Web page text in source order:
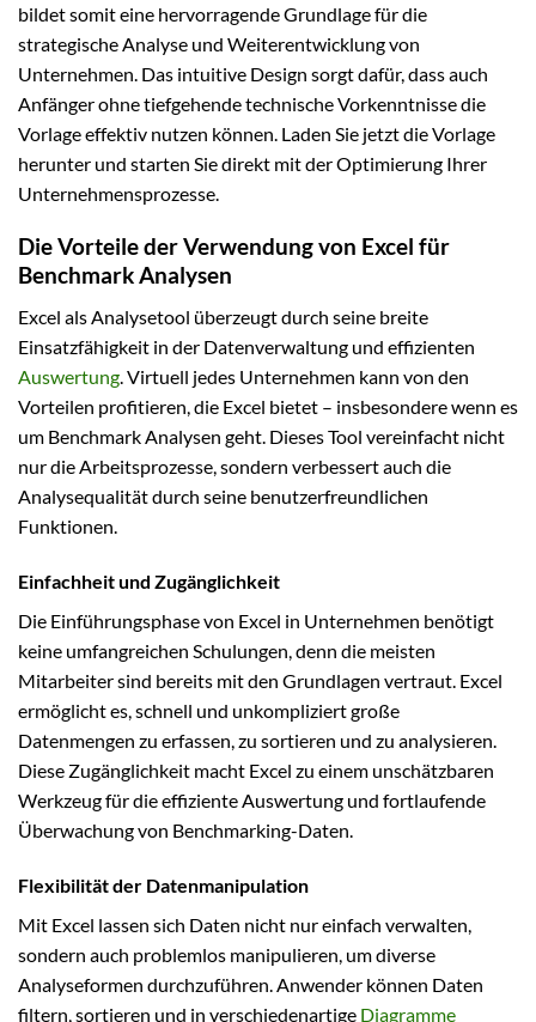
bildet somit eine hervorragende Grundlage für die
strategische Analyse und Weiterentwicklung von
Unternehmen. Das intuitive Design sorgt dafür, dass auch
Anfänger ohne tiefgehende technische Vorkenntnisse die
Vorlage effektiv nutzen können. Laden Sie jetzt die Vorlage
herunter und starten Sie direkt mit der Optimierung Ihrer
Unternehmensprozesse.
Die Vorteile der Verwendung von Excel für
Benchmark Analysen
Excel als Analysetool überzeugt durch seine breite
Einsatzfähigkeit in der Datenverwaltung und effizienten
Auswertung. Virtuell jedes Unternehmen kann von den
Vorteilen profitieren, die Excel bietet – insbesondere wenn es
um Benchmark Analysen geht. Dieses Tool vereinfacht nicht
nur die Arbeitsprozesse, sondern verbessert auch die
Analysequalität durch seine benutzerfreundlichen
Funktionen.
Einfachheit und Zugänglichkeit
Die Einführungsphase von Excel in Unternehmen benötigt
keine umfangreichen Schulungen, denn die meisten
Mitarbeiter sind bereits mit den Grundlagen vertraut. Excel
ermöglicht es, schnell und unkompliziert große
Datenmengen zu erfassen, zu sortieren und zu analysieren.
Diese Zugänglichkeit macht Excel zu einem unschätzbaren
Werkzeug für die effiziente Auswertung und fortlaufende
Überwachung von Benchmarking-Daten.
Flexibilität der Datenmanipulation
Mit Excel lassen sich Daten nicht nur einfach verwalten,
sondern auch problemlos manipulieren, um diverse
Analyseformen durchzuführen. Anwender können Daten
filtern, sortieren und in verschiedenartige Diagramme